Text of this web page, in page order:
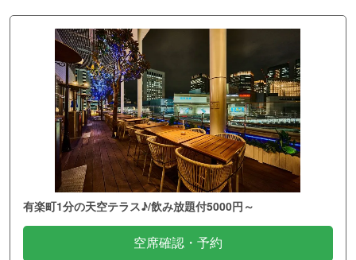
有楽町1分の天空テラス♪/飲み放題付5000円～
空席確認・予約